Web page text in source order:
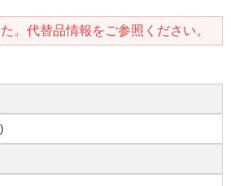
。代替品情報をご参照ください。